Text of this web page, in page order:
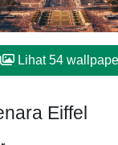
Lihat 54
Eiffel